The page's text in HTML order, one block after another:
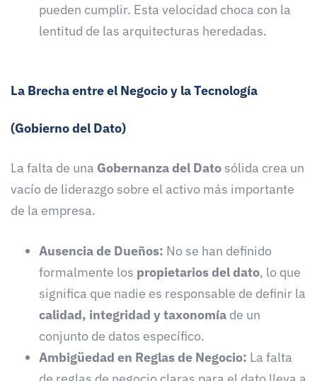
pueden cumplir. Esta velocidad choca con la
lentitud de las arquitecturas heredadas.
La Brecha entre el Negocio y la Tecnología
(Gobierno del Dato)
La falta de una Gobernanza del Dato sólida crea un
vacío de liderazgo sobre el activo más importante
de la empresa.
Ausencia de Dueños: No se han definido
formalmente los propietarios del dato, lo que
significa que nadie es responsable de definir la
calidad, integridad y taxonomía de un
conjunto de datos específico.
Ambigüedad en Reglas de Negocio: La falta